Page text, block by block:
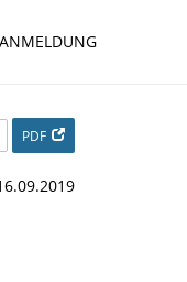
ANMELDUNG
PDF